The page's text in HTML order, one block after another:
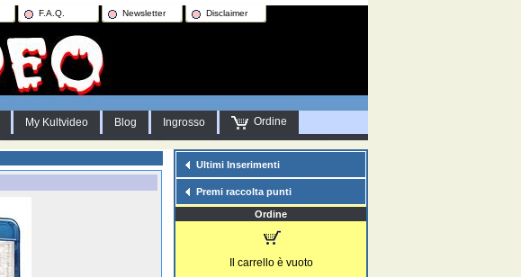
F.A.Q. Newsletter Disclaimer
My Kultvideo Blog Ingrosso Ordine
Ultimi Inserimenti
Premi raccolta punti
Ordine
Il carrello è vuoto